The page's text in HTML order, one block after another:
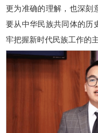
更为准确的理解，也深刻
要从中华民族共同体的历
牢把握新时代民族工作的主